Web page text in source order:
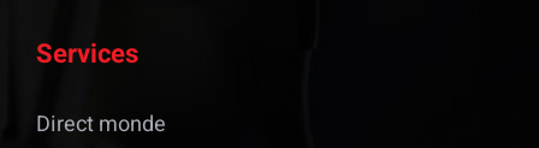
Services
Direct monde